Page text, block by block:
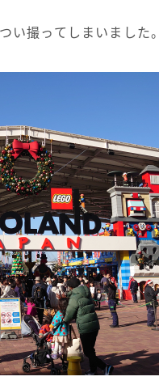
い撮ってしまいました。